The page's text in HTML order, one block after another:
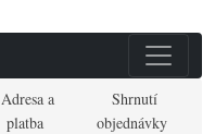
Adresa a
platba
Shrnutí
objednávky